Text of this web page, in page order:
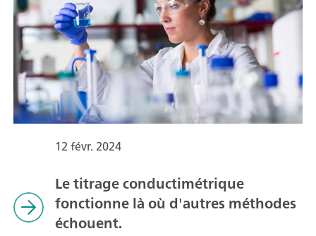
12 févr. 2024
Le titrage conductimétrique
fonctionne là où d'autres méthodes
échouent.